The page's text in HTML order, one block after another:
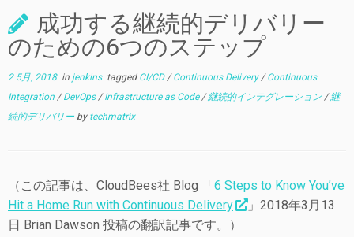
成功する継続的デリバリー
のための6つのステップ
2 5月, 2018in jenkins tagged CI/CD/Continuous Delivery/Continuous
Integration /DevOps/Infrastructure as Code/継続的インテグレーション /継
続的デリバリー by techmatrix
（この記事は、CloudBees社 Blog 「6 Steps to Know You’ve
Hit a Home Run with Continuous Delivery
」2018年3月13
日 Brian Dawson 投稿の翻訳記事です。）